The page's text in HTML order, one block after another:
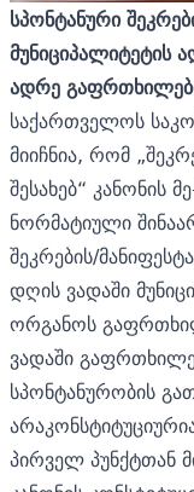
სპონტანური
ადრე
საქართველოს
მიიჩნია, რომ
შესახებ“ კანონის
ნორმატიული
შეკრების/
დღის ვადაში
ორგანოს
ვადაში
სპონტანურობის
პირველ პუნქტთან